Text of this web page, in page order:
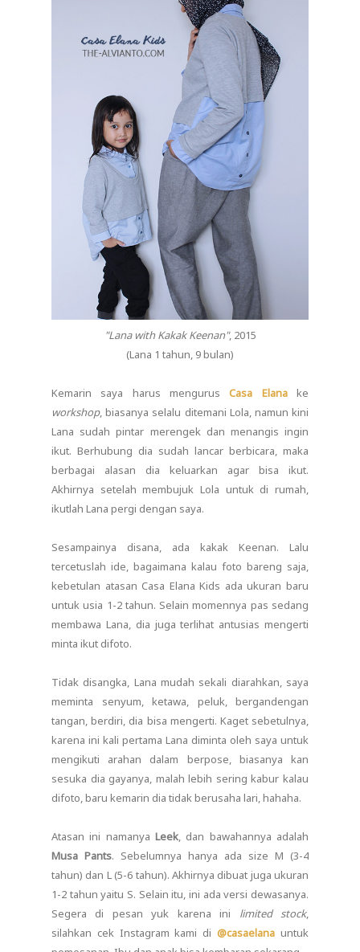
"Lana with Kakak Keenan", 2015
(Lana 1 tahun, 9 bulan)
Kemarin saya harus mengurusCasa Elanake
workshop, biasanya selalu ditemani Lola, namun kini
Lana sudah pintar merengek dan menangis ingin
ikut. Berhubung dia sudah lancar berbicara, maka
berbagai alasan dia keluarkan agar bisa ikut.
Akhirnya setelah membujuk Lola untuk di rumah,
ikutlah Lana pergi dengan saya.
Sesampainya disana, ada kakak Keenan. Lalu
tercetuslah ide, bagaimana kalau foto bareng saja,
kebetulan atasan Casa Elana Kids ada ukuran baru
untuk usia 1-2 tahun. Selain momennya pas sedang
membawa Lana, dia juga terlihat antusias mengerti
minta ikut difoto.
Tidak disangka, Lana mudah sekali diarahkan, saya
meminta senyum, ketawa, peluk, bergandengan
tangan, berdiri, dia bisa mengerti. Kaget sebetulnya,
karena ini kali pertama Lana diminta oleh saya untuk
mengikuti arahan dalam berpose, biasanya kan
sesuka dia gayanya, malah lebih sering kabur kalau
difoto, baru kemarin dia tidak berusaha lari, hahaha.
Atasan ini namanya Leek, dan bawahannya adalah
Musa Pants. Sebelumnya hanya ada size M (3-4
tahun) dan L (5-6 tahun). Akhirnya dibuat juga ukuran
1-2 tahun yaitu S. Selain itu, ini ada versi dewasanya.
Segera di pesan yuk karena ini limited stock,
silahkan cek Instagram kami di@casaelana untuk